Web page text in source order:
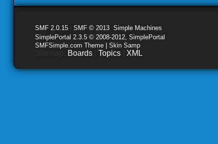
SMF 2.0.15 SMF © 2013 Simple Machines
SimplePortal 2.3.5 © 2008-2012, SimplePortal
SMFSimple.com Theme | Skin Samp
Boards Topics XML